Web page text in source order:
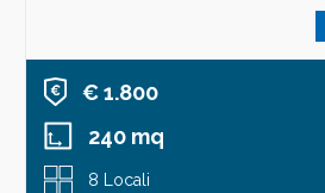
€ 1.800
240 mq
8 Locali